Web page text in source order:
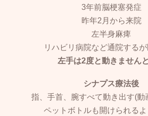
3年前脳梗塞発症
昨年2月から来院
左半身麻痺
リハビリ病院など通院する
左手は2度と動きません
シナプス療法後
指、手首、腕すべて動き出す(動
ペットボトルも開けられる